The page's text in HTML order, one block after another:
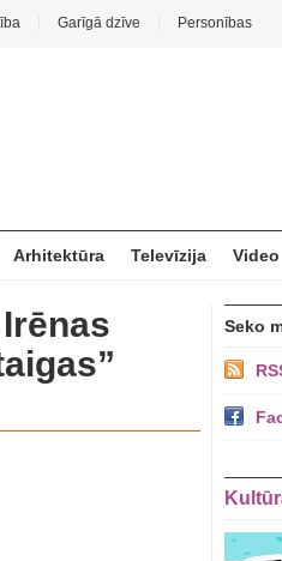
Garīgā dzīve Personības
Arhitektūra Televīzija Video
Seko